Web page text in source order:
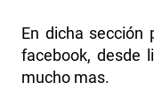
En dicha sección
facebook, desde
mucho mas.